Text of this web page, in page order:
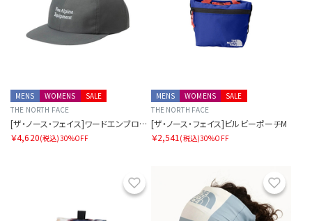
SALE
MENS
WOMENS
THE NORTH FACE
[ザ・ノース・フェイス]ワードエンブロイドシックスパネルキャップ
￥4,620(税込)30%OFF
SALE
MENS
WOMENS
THE NORTH FACE
[ザ・ノース・フェイス]ビルビーポーチM
￥2,541 (税込)30%OFF
お気に入り